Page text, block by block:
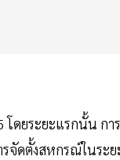
ยระยะแรกนั้น ก
ดตั้งสหกรณ์ในระ